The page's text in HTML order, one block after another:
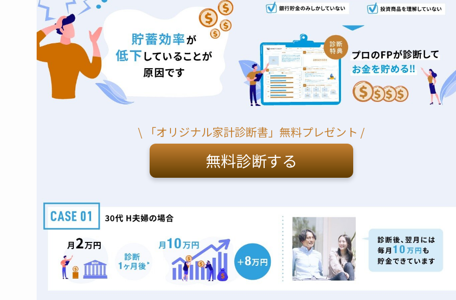
\ 「オリジナル家計診断書」無料プレゼント /
無料診断する